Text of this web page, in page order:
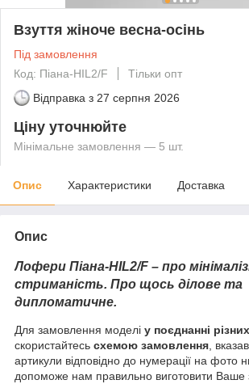
Взуття жіноче весна-осінь
Під замовлення
Код: Піана-HIL2/F
Тільки опт
Відправка з 27 серпня 2026
Ціну уточнюйте
Мінімальне замовлення — 5 шт.
Опис Характеристики Доставка
Опис
Лофери Піана-HIL2/F – про
стриманість. Про щось ділове та
дипломатичне.
Для замовлення моделі у поєднанні
скористайтесь схемою замовлення,
артикули відповідно до нумерації на фото
допоможе нам правильно виготовити Ваше